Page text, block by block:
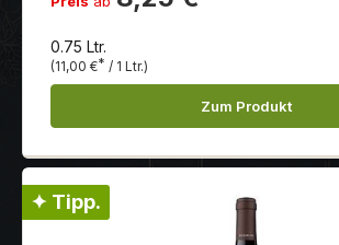
Tannine sind sanft und gut eingebunden.
0.75 Ltr.
(11,00 €* / 1 Ltr.)
Zum Produkt
✦ Tipp.